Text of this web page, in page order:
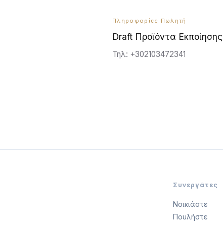
Πληροφορίες Πωλητή
Draft Προϊόντα Εκποίησης
Τηλ: +302103472341
Συνεργάτες
Νοικιάστε
Πουλήστε